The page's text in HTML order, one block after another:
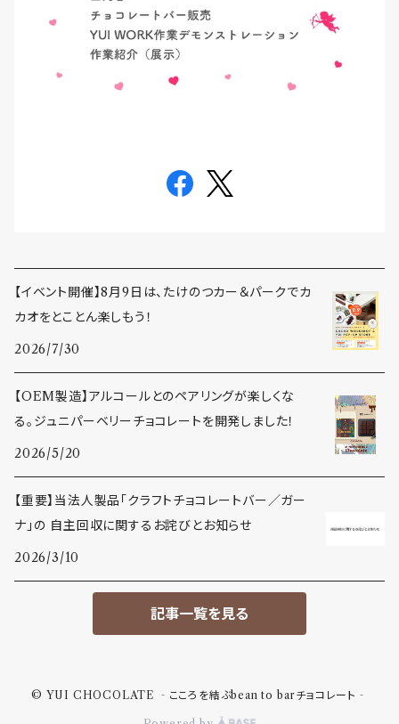
【イベント開催】8月9日は、たけのつカー＆パークでカ
カオをとことん楽しもう！
2026/7/30
【OEM製造】アルコールとのペアリングが楽しくな
る。ジュニパーベリーチョコレートを開発しました！
2026/5/20
【重要】当法人製品「クラフトチョコレートバー／ガー
ナ」の 自主回収に関するお詫びとお知らせ
2026/3/10
記事一覧を見る
© YUI CHOCOLATE ‐こころを結ぶbean to barチョコレート‐